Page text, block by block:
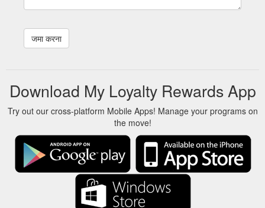
Download My Loyalty Rewards App
Try out our cross-platform Mobile Apps! Manage your programs on
the move!